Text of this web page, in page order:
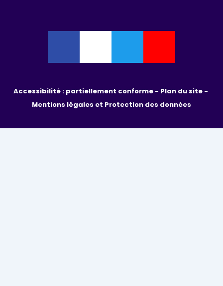
Accessibilité : partiellement conforme -
Mentions légales et Protection des données